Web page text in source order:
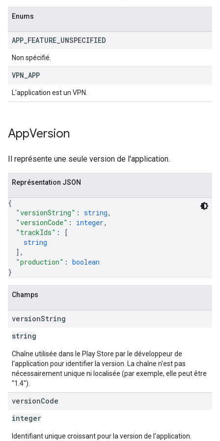
Enums
APP FEATURE UNSPECIFIED
Non spécifié.
VPN APP
L'application est un VPN.
AppVersion
Il représente une seule version de l'application.
Représentation JSON
{
"versionString" : string,
"versionCode" : integer,
"trackIds" :
[
string
] ,
"production" : boolean
}
Champs
versionString
string
Chaîne utilisée dans le Play Store par le développeur de
l'application pour identifier la version. La chaîne n'est pas
nécessairement unique ni localisée (par exemple, elle peut être
"1.4").
versionCode
integer
Identifiant unique croissant pour la version de l'application.